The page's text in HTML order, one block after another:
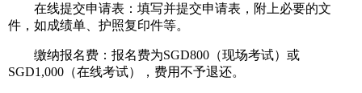
在线提交申请表：填写并提交申请表，附上必要的文
件，如成绩单、护照复印件等。
缴纳报名费：报名费为SGD800（现场考试）或
SGD1,000（在线考试），费用不予退还。